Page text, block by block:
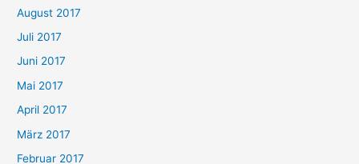
August 2017
Juli 2017
Juni 2017
Mai 2017
April 2017
März 2017
Februar 2017